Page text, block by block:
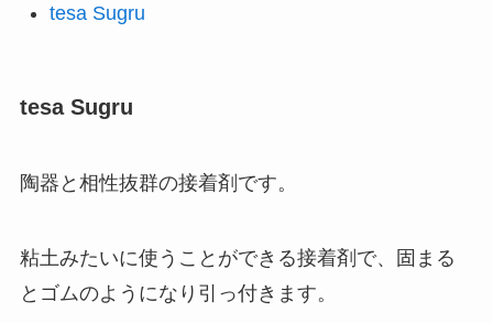
tesa Sugru
tesa Sugru
陶器と相性抜群の接着剤です。
粘土みたいに使うことができる接着剤で、固まる
とゴムのようになり引っ付きます。